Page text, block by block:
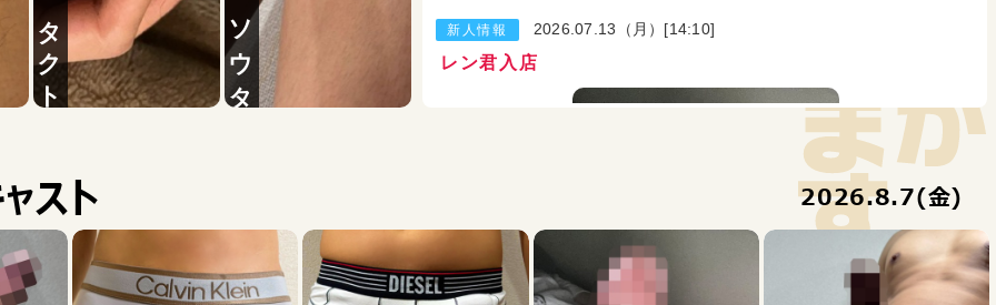
ヒロト
タクト ソウタ ダン エイト
新人情報 2026.07.13（月）[14:10]
レン君入店
スト 2026.8.7(金)